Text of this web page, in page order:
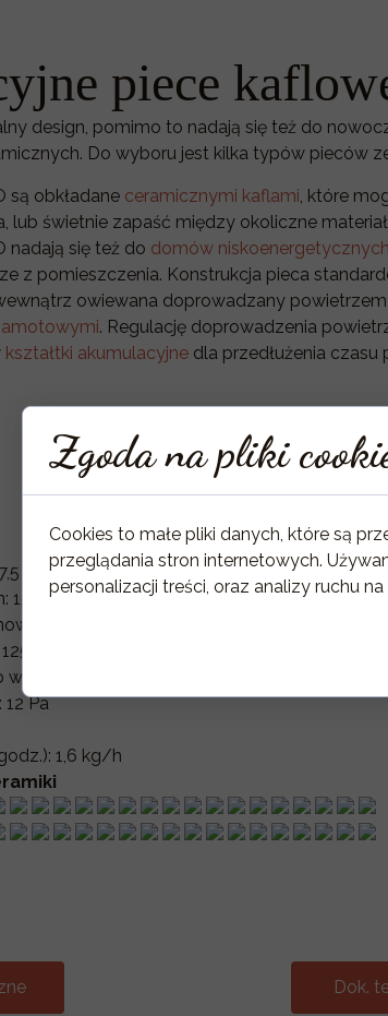
Dok.
piece
design, pomimo to nadają się też do
Do wyboru jest kilka typów pieców
są obkładane ceramicznymi kaflami, które
lub świetnie zapaść między okoliczne
nadają się też do domów niskoenergetycznych
z pomieszczenia. Konstrukcja pieca
owiewana doprowadzany
. Regulację doprowadzenia
kształtki akumulacyjne dla przedłużenia czasu
kW
150 mm
150 mm
mm
spalin: 1229/1296 mm
Pa
1,6 kg/h
Zgoda na pliki
Cookies to małe pliki danych, które są
przeglądania stron internetowych.
personalizacji treści, oraz analizy ruchu na